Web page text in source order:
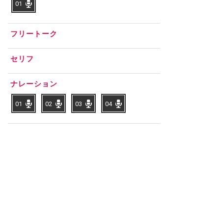
フリートーク
セリフ
ナレーション